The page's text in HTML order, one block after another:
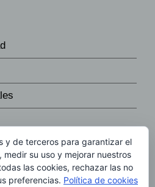
y de terceros para garantizar el
su uso y mejorar nuestros
las cookies, rechazar las no
preferencias. Política de cookies